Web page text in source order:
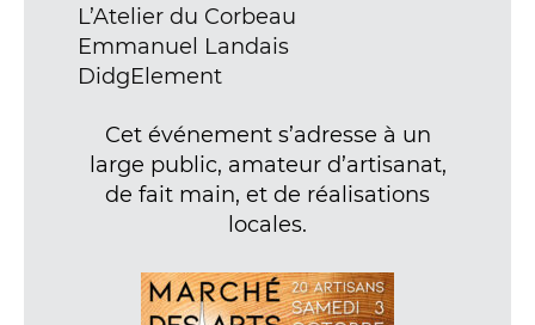
L’Atelier du Corbeau
Emmanuel Landais
DidgElement
Cet événement s’adresse à un
large public, amateur d’artisanat,
de fait main, et de réalisations
locales.